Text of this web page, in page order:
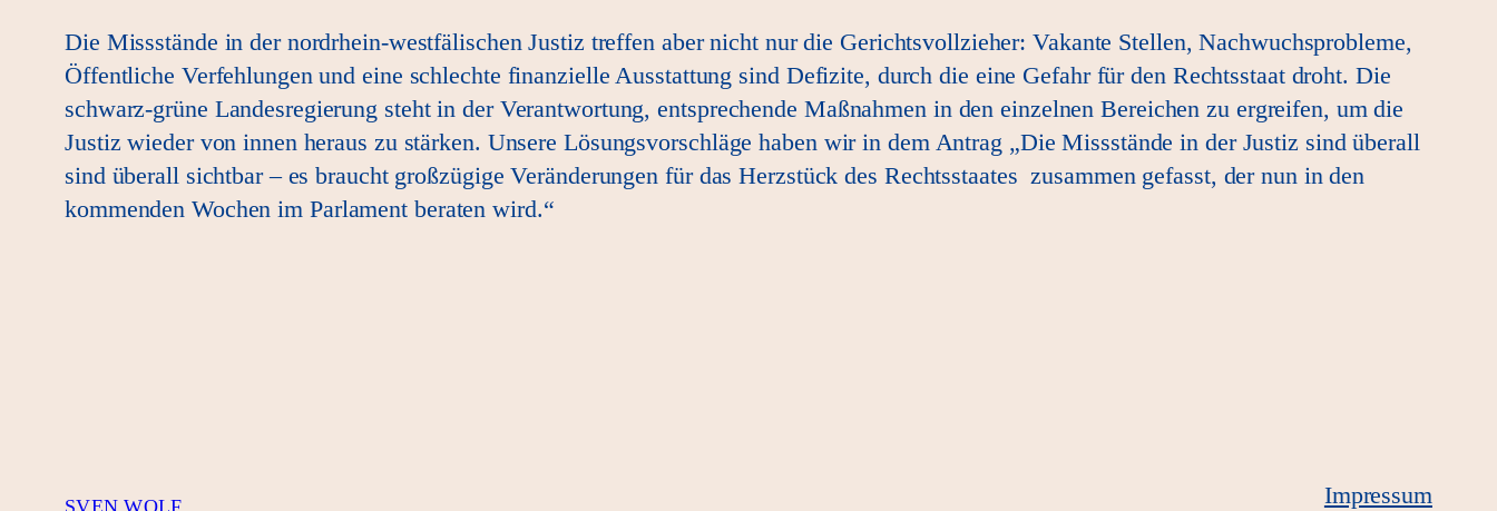
Die Missstände in der nordrhein-westfälischen Justiz treffen aber nicht nur die Gerichtsvollzieher: Vakante Stellen, Nachwuchsprobleme,
Öffentliche Verfehlungen und eine schlechte finanzielle Ausstattung sind Defizite, durch die eine Gefahr für den Rechtsstaat droht. Die
schwarz-grüne Landesregierung steht in der Verantwortung, entsprechende Maßnahmen in den einzelnen Bereichen zu ergreifen, um die
Justiz wieder von innen heraus zu stärken. Unsere Lösungsvorschläge haben wir in dem Antrag „Die Missstände in der Justiz sind überall
sind überall sichtbar – es braucht großzügige Veränderungen für das Herzstück des Rechtsstaates zusammen gefasst, der nun in den
kommenden Wochen im Parlament beraten wird.“
SVEN WOLF Impressum